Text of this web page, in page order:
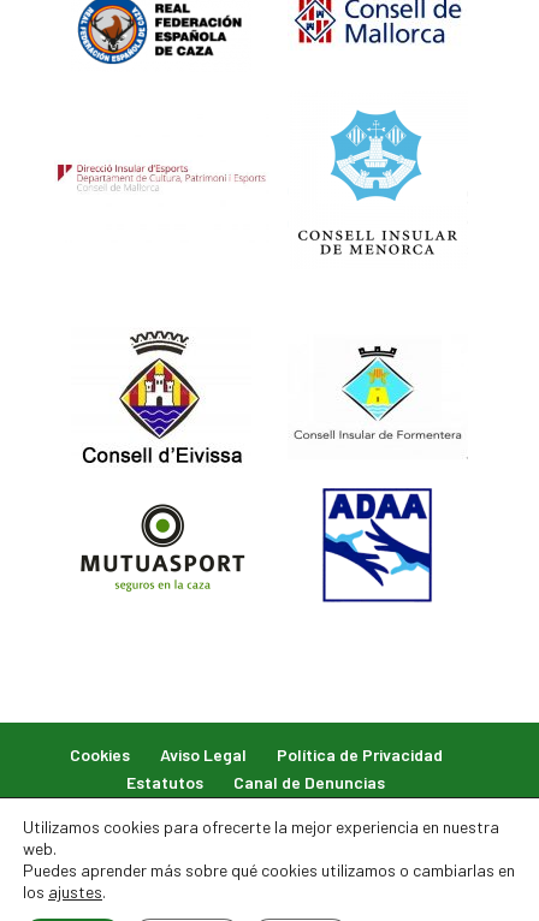
Cookies Aviso Legal
Política de Privacidad
Estatutos
Canal de Denuncias
© 2026 Federación Balear de Caza. Todos los derechos
Utilizamos cookies para ofrecerte la mejor experiencia en nuestra
web.
Puedes aprender más sobre qué cookies utilizamos o cambiarlas en
los ajustes.